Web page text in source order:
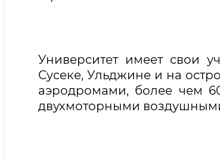
Университет имеет свои
Сусеке, Ульджине и на
аэродромами, более чем
двухмоторными